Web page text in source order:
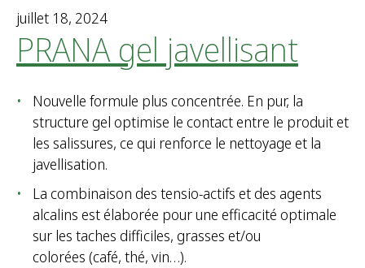
juillet 18, 2024
PRANA gel javellisant
Nouvelle formule plus concentrée. En pur, la
structure gel optimise le contact entre le produit et
les salissures, ce qui renforce le nettoyage et la
javellisation.
La combinaison des tensio-actifs et des agents
alcalins est élaborée pour une efficacité optimale
sur les taches difficiles, grasses et/ou
colorées (café, thé, vin…).